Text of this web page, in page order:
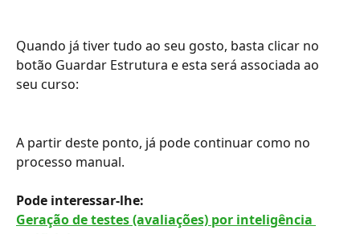
Quando já tiver tudo ao seu gosto, basta clicar no
botão Guardar Estrutura e esta será associada ao
seu curso:
A partir deste ponto, já pode continuar como no
processo manual.
Pode interessar-lhe:
Geração de testes (avaliações) por inteligência